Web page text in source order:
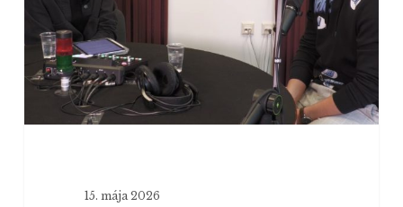
stačia
dve
U
15. mája 2026